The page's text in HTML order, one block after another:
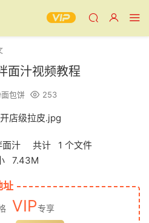
面汁视频教程
包饼 253
面汁 共计 1 个文件
7.43M
址
VIP专享